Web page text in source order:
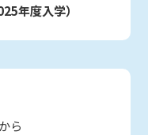
年度入学）
ら